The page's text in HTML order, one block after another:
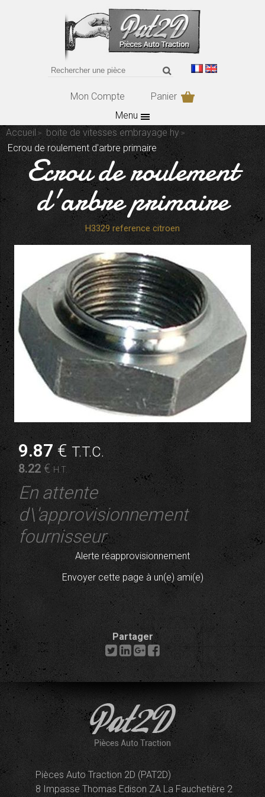
Mon Compte
Panier
Menu
Accueil
boite de vitesses embrayage hy
Ecrou de roulement d'arbre primaire
Ecrou de roulement
d'arbre primaire
H3329 reference citroen
9.87 €T.T.C.
8.22 €H.T.
En attente
d\'approvisionnement
fournisseur
Alerte réapprovisionnement
Envoyer cette page à un(e) ami(e)
Partager
Pièces Auto Traction 2D (PAT2D)
8 Impasse Thomas Edison ZA La Fauchetière 2